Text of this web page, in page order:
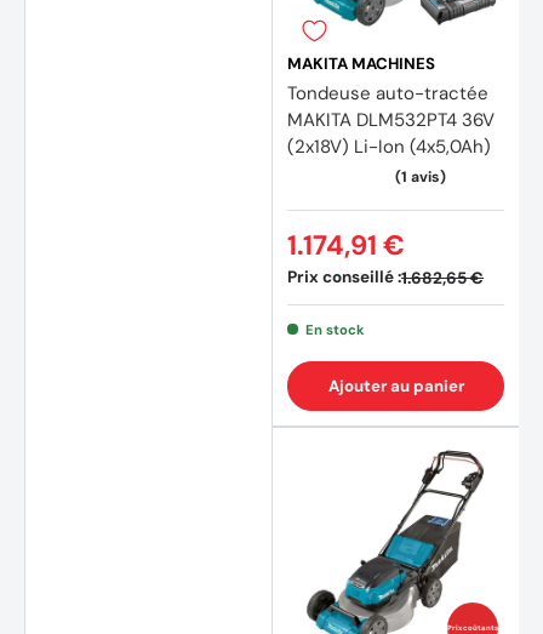
MAKITA MACHINES
Tondeuse auto-tractée
MAKITA DLM532PT4 36V
(2x18V) Li-Ion (4x5,0Ah)
Prix conseillé :1.682,65 €
1.174,91 €
En stock
Ajouter au panier
Prix coûtants